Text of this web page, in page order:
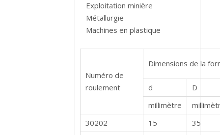
Exploitation minière
Métallurgie
Machines en plastique
Numéro de
roulement
Dimensions de la
d
D
millimètre
30202
15
35